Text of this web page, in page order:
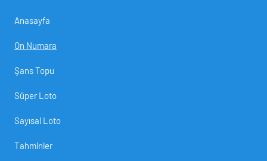
Anasayfa
On Numara
Şans Topu
Süper Loto
Sayısal Loto
Tahminler